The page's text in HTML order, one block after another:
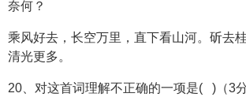
奈何？
乘风好去，长空万里，直下看山河。斫去
清光更多。
20、对这首词理解不正确的一项是( )（3分